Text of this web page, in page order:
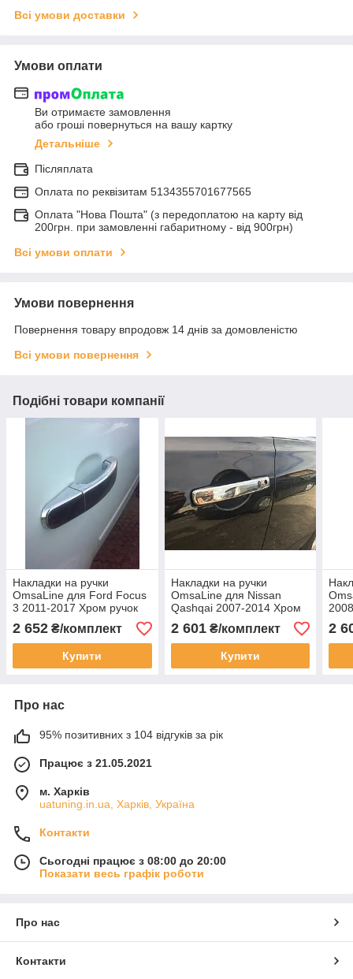
Всі умови доставки
Умови оплати
Ви отримаєте замовлення
або гроші повернуться на вашу картку
Детальніше
Післяплата
Оплата по реквiзитам 5134355701677565
Оплата "Нова Пошта" (з передоплатою на карту від
200грн. при замовленні габаритному - від 900грн)
Всі умови оплати
Умови повернення
Повернення товару впродовж 14 днів за домовленістю
Всі умови повернення
Подібні товари компанії
Накладки на ручки
OmsaLine для Ford Focus
3 2011-2017 Хром ручок
Форд Фокус 4 шт. із чипом
2 652 ₴/комплект
Купити
Накладки на ручки
OmsaLine для Nissan
Qashqai 2007-2014 Хром
ручок Ніссан Кашка з
чипом 4 шт.
2 601₴/комплект
Купити
2
Про нас
95% позитивних з 104 відгуків за рік
Працює з 21.05.2021
м. Харків
uatuning.in.ua, Харків, Україна
Контакти
Сьогодні працює з 08:00 до 20:00
Показати весь графік роботи
Про нас
Контакти